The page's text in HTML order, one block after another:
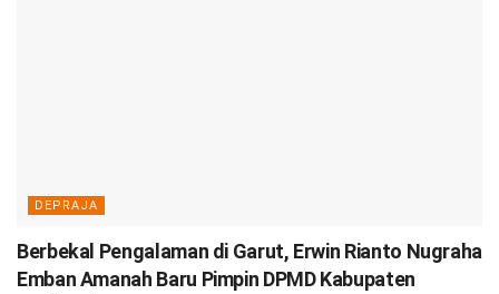
DEPRAJA
Berbekal Pengalaman di Garut, Erwin Rianto Nugraha
Emban Amanah Baru Pimpin DPMD Kabupaten